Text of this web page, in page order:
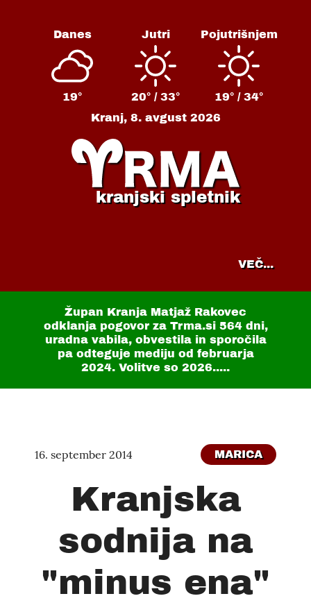
Danes
19°
Jutri
20° / 33°
Pojutrišnjem
19° / 34°
Kranj, 8. avgust 2026
kranjski spletnik
VEČ...
Župan Kranja Matjaž Rakovec
odklanja pogovor za Trma.si 564 dni,
uradna vabila, obvestila in sporočila
pa odteguje mediju od februarja
2024. Volitve so 2026.....
16. september 2014 MARICA
Kranjska
sodnija na
"minus ena"